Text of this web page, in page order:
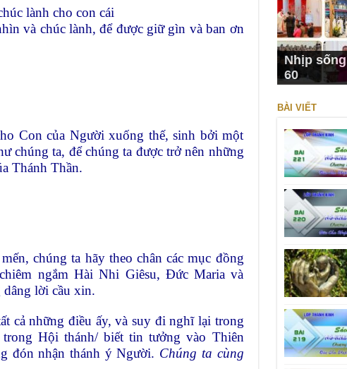
lành cho con cái
và chúc lành, để được giữ gìn và ban ơn
Con của Người xuống thế, sinh bởi một
chúng ta, để chúng ta được trở nên những
Thánh Thần.
chúng ta hãy theo chân các mục đồng
ngắm Hài Nhi Giêsu, Đức Maria và
dâng lời cầu xin.
cả những điều ấy, và suy đi nghĩ lại trong
Hội thánh/ biết tin tưởng vào Thiên
đón nhận thánh ý Người. Chúng ta cùng
Nhịp
60
BÀI VIẾT